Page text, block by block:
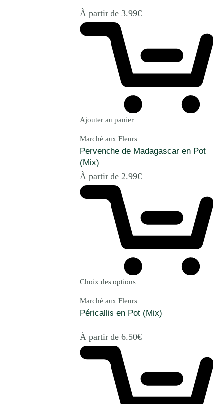
À partir de 3.99€
Ajouter au panier
Marché aux Fleurs
Pervenche de Madagascar en Pot
(Mix)
À partir de 2.99€
Choix des options
Marché aux Fleurs
Péricallis en Pot (Mix)
À partir de 6.50€